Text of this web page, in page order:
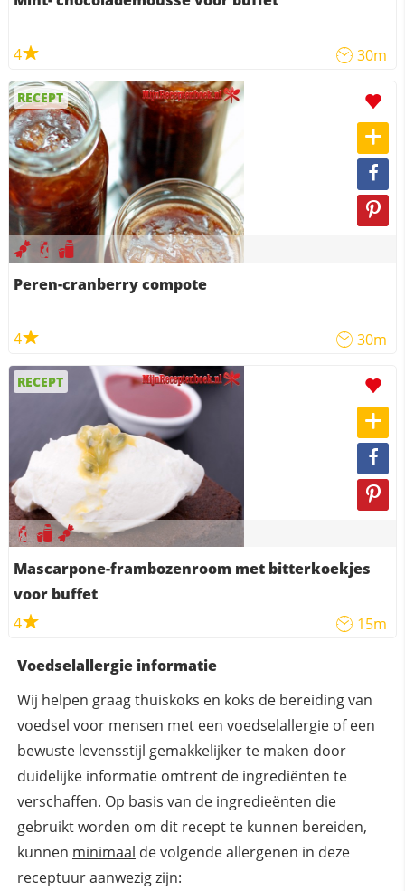
4 30m
RECEPT
Peren-cranberry compote
4 30m
RECEPT
Mascarpone-frambozenroom met bitterkoekjes
voor buffet
4
15m
Voedselallergie informatie
Wij helpen graag thuiskoks en koks de bereiding van
voedsel voor mensen met een voedselallergie of een
bewuste levensstijl gemakkelijker te maken door
duidelijke informatie omtrent de ingrediënten te
verschaffen. Op basis van de ingredieënten die
gebruikt worden om dit recept te kunnen bereiden,
kunnen minimaal de volgende allergenen in deze
receptuur aanwezig zijn: